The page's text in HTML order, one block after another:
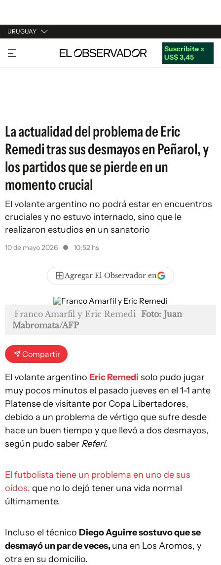
URUGUAY
URUGUAY
ARGENTINA
Suscribite x
US$ 3,45
La actualidad del problema de Eric
Remedi tras sus desmayos en Peñarol, y
los partidos que se pierde en un
momento crucial
El volante argentino no podrá estar en encuentros
cruciales y no estuvo internado, sino que le
realizaron estudios en un sanatorio
10 de mayo 2026 10:52 hs
Agregar El Observador en
Franco Amarfil y Eric Remedi Foto: Juan
Mabromata/AFP
Compartir
El volante argentino Eric Remedi solo pudo jugar
muy pocos minutos el pasado jueves en el 1-1 ante
Platense de visitante por Copa Libertadores,
debido a un problema de vértigo que sufre desde
hace un buen tiempo y que llevó a dos desmayos,
según pudo saber Referí.
El futbolista tiene un problema en uno de sus
oídos, que no lo dejó tener una vida normal
últimamente.
Incluso el técnico Diego Aguirre sostuvo que se
desmayó un par de veces, una en Los Aromos, y
otra en su domicilio.